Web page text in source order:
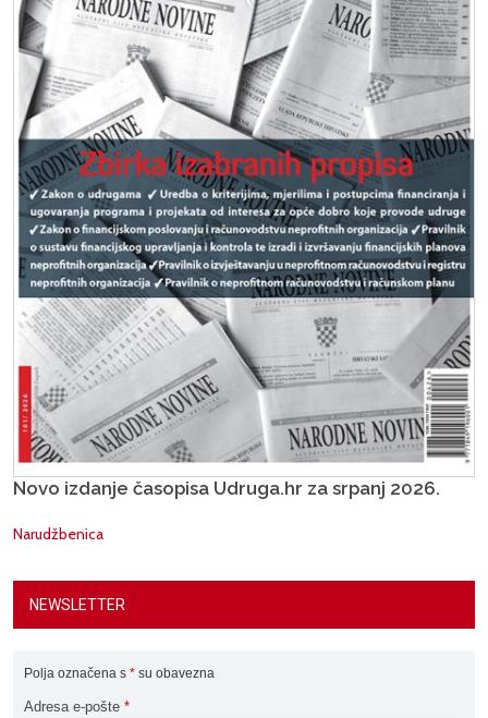
Novo izdanje časopisa Udruga.hr za srpanj 2026.
Narudžbenica
NEWSLETTER
Polja označena s * su obavezna
Adresa e-pošte *